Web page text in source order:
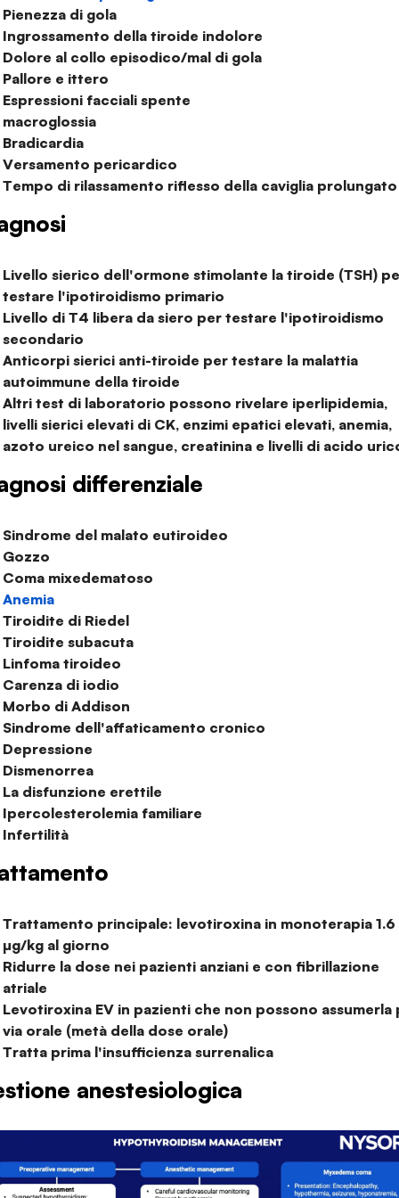
Pienezza di gola
Ingrossamento della tiroide indolore
Dolore al collo episodico/mal di gola
Pallore e ittero
Espressioni facciali spente
macroglossia
Bradicardia
Versamento pericardico
Tempo di rilassamento riflesso della caviglia prolungato
Livello sierico dell'ormone stimolante la tiroide (TSH)
testare l'ipotiroidismo primario
Livello di T4 libera da siero per testare l'ipotiroidismo
secondario
Anticorpi sierici anti-tiroide per testare la malattia
autoimmune della tiroide
Altri test di laboratorio possono rivelare iperlipidemia,
livelli sierici elevati di CK, enzimi epatici elevati, anemia,
azoto ureico nel sangue, creatinina e livelli di acido
differenziale
Sindrome del malato eutiroideo
Gozzo
Coma mixedematoso
Anemia
Tiroidite di Riedel
Tiroidite subacuta
Linfoma tiroideo
Carenza di iodio
Morbo di Addison
Sindrome dell'affaticamento cronico
Depressione
Dismenorrea
La disfunzione erettile
Ipercolesterolemia familiare
Infertilità
Trattamento principale: levotiroxina in monoterapia 1.6
µg/kg al giorno
Ridurre la dose nei pazienti anziani e con fibrillazione
atriale
Levotiroxina EV in pazienti che non possono assumerla
via orale (metà della dose orale)
Tratta prima l'insufficienza surrenalica
anestesiologica